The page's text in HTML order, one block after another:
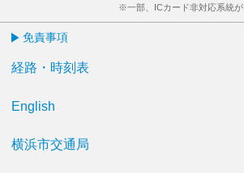
※一部、ICカード非対応系統が
免責事項
経路・時刻表
English
横浜市交通局